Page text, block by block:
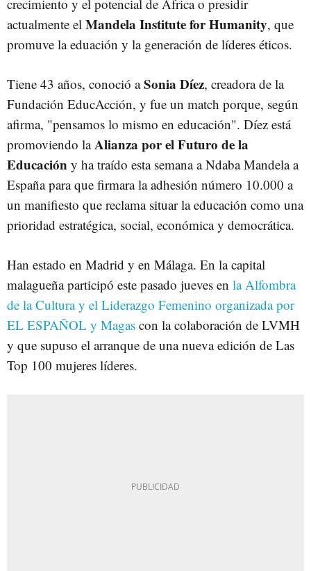
crecimiento y el potencial de África o presidir
actualmente el Mandela Institute for Humanity, que
promuve la eduación y la generación de líderes éticos.
Tiene 43 años, conoció aSonia Díez, creadora de la
Fundación EducAcción, y fue un match porque, según
afirma, "pensamos lo mismo en educación". Díez está
promoviendo laAlianza por el Futuro de la
Educación y ha traído esta semana a Ndaba Mandela a
España para que firmara la adhesión número 10.000 a
un manifiesto que reclama situar la educación como una
prioridad estratégica, social, económica y democrática.
Han estado en Madrid y en Málaga. En la capital
malagueña participó este pasado jueves en la Alfombra
de la Cultura y el Liderazgo Femenino organizada por
EL ESPAÑOL y Magas con la colaboración de LVMH
y que supuso el arranque de una nueva edición de Las
Top 100 mujeres líderes.